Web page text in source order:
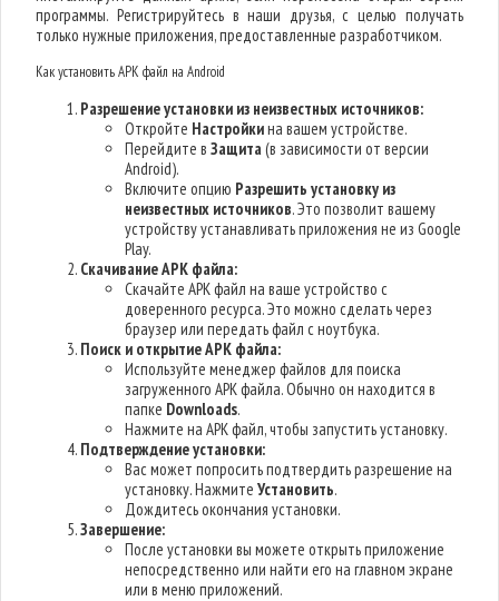
программы. Регистрируйтесь в наши друзья, с целью получать
только нужные приложения, предоставленные разработчиком.
Как установить APK файл на Android
Разрешение установки из неизвестных источников:
Откройте Настройкина вашем устройстве.
Перейдите вЗащита(в зависимости от версии
Android).
Включите опцию Разрешить установку из
неизвестных источников. Это позволит вашему
устройству устанавливать приложения не из Google
Play.
Скачивание APK файла:
Скачайте APK файл на ваше устройство с
доверенного ресурса. Это можно сделать через
браузер или передать файл с ноутбука.
Поиск и открытие APK файла:
Используйте менеджер файлов для поиска
загруженного APK файла. Обычно он находится в
папке Downloads.
Нажмите на APK файл, чтобы запустить установку.
Подтверждение установки:
Вас может попросить подтвердить разрешение на
установку. НажмитеУстановить.
Дождитесь окончания установки.
Завершение:
После установки вы можете открыть приложение
непосредственно или найти его на главном экране
или в меню приложений.